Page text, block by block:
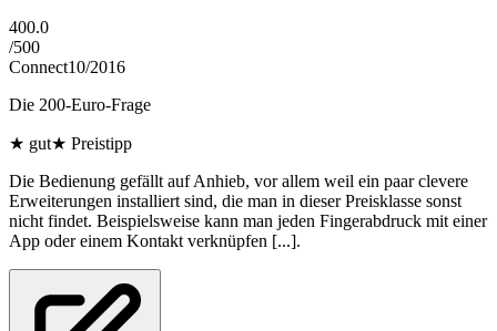
400.0
/500
Connect10/2016
Die 200-Euro-Frage
★ gut★ Preistipp
Die Bedienung gefällt auf Anhieb, vor allem weil ein paar clevere
Erweiterungen installiert sind, die man in dieser Preisklasse sonst
nicht findet. Beispielsweise kann man jeden Fingerabdruck mit einer
App oder einem Kontakt verknüpfen [...].